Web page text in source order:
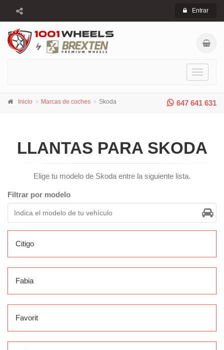
Entrar
Toggle
647 641 631
Inicio Marcas de coches Skoda
LLANTAS PARA SKODA
Elige tu modelo de Skoda entre la siguiente lista.
Filtrar por modelo
Citigo
Fabia
Favorit